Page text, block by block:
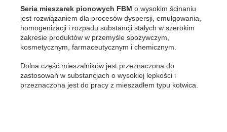
Seria mieszarek pionowych FBM o wysokim ścinaniu
jest rozwiązaniem dla procesów dyspersji, emulgowania,
homogenizacji i rozpadu substancji stałych w szerokim
zakresie produktów w przemyśle spożywczym,
kosmetycznym, farmaceutycznym i chemicznym.
Dolna część mieszalników jest przeznaczona do
zastosowań w substancjach o wysokiej lepkości i
przeznaczona jest do pracy z mieszadłem typu kotwica.